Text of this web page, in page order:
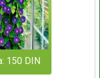
150 DIN